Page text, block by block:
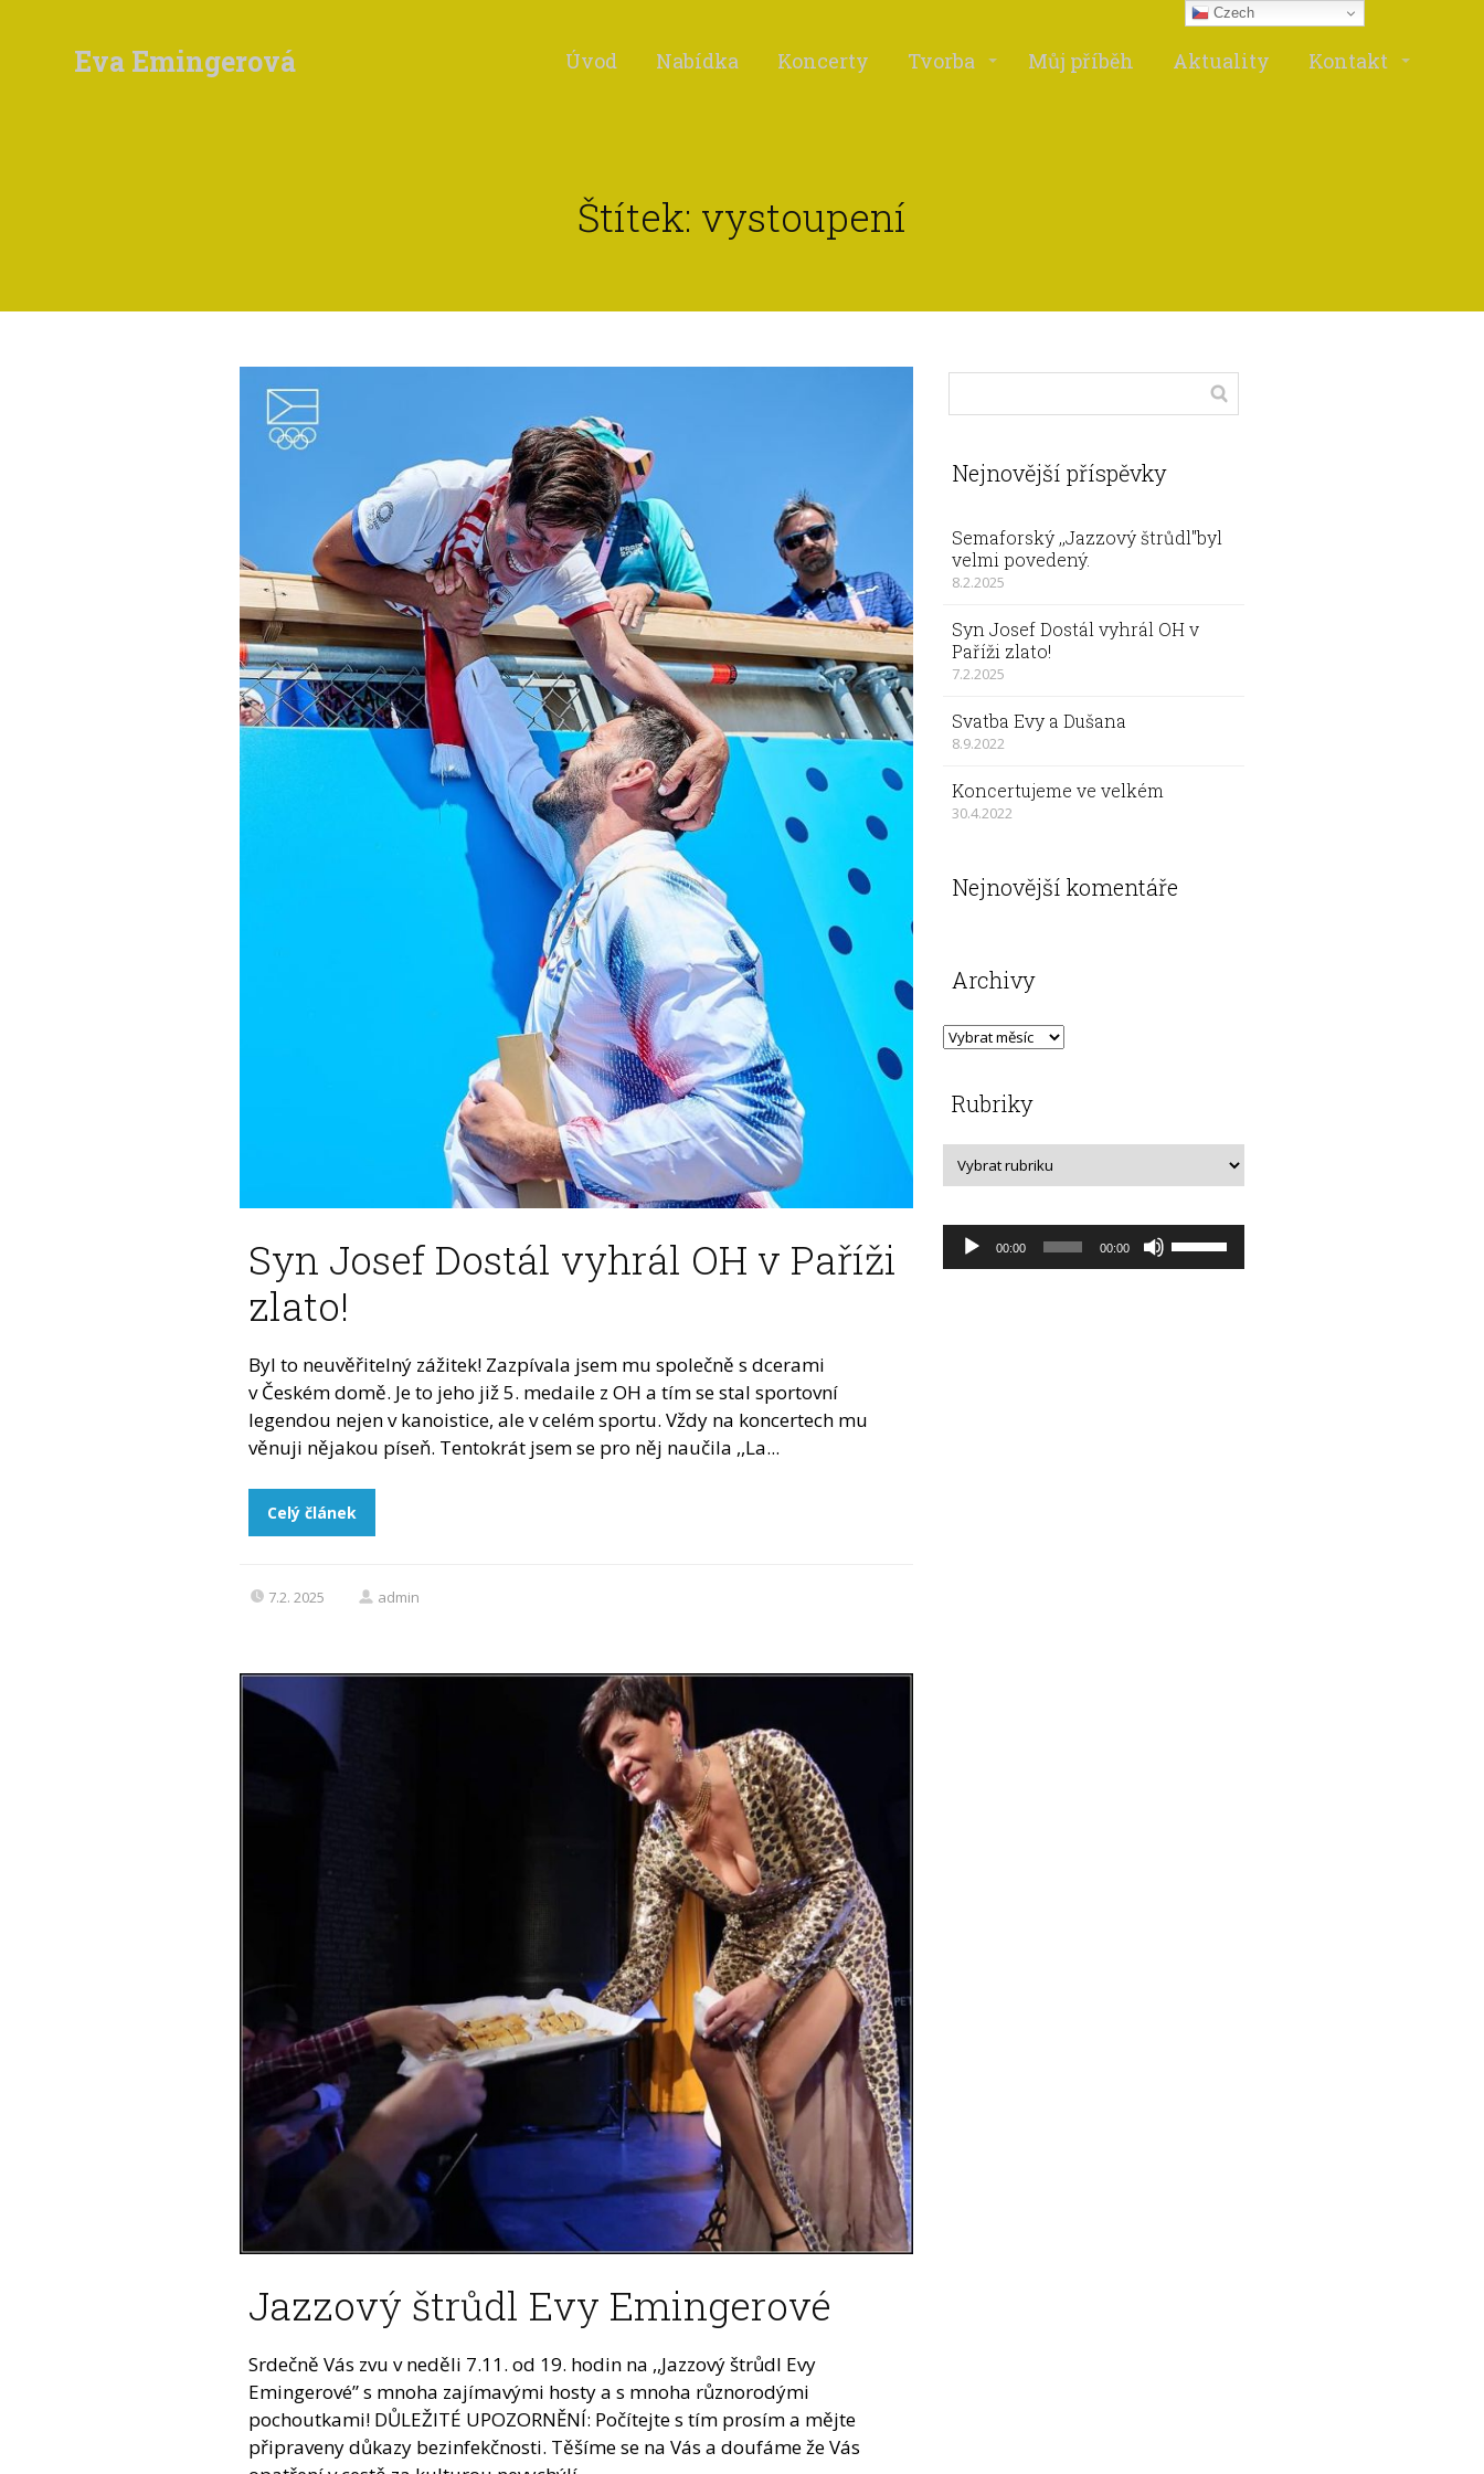
Eva Emingerová Úvod Nabídka Koncerty Tvorba Můj příběh Aktuality Kontakt
Štítek: vystoupení
Syn Josef Dostál vyhrál OH v Paříži
zlato!
Byl to neuvěřitelný zážitek! Zazpívala jsem mu společně s dcerami
v Českém domě. Je to jeho již 5. medaile z OH a tím se stal sportovní
legendou nejen v kanoistice, ale v celém sportu. Vždy na koncertech mu
věnuji nějakou píseň. Tentokrát jsem se pro něj naučila ,,La...
Celý článek
7.2. 2025 admin
Jazzový štrůdl Evy Emingerové
Srdečně Vás zvu v neděli 7.11. od 19. hodin na ,,Jazzový štrůdl Evy
Emingerové” s mnoha zajímavými hosty a s mnoha různorodými
pochoutkami! DŮLEŽITÉ UPOZORNĚNÍ: Počítejte s tím prosím a mějte
připraveny důkazy bezinfekčnosti. Těšíme se na Vás a doufáme že Vás
Nejnovější příspěvky
Semaforský ,,Jazzový štrůdl"byl
velmi povedený.
8.2.2025
Syn Josef Dostál vyhrál OH v
Paříži zlato!
7.2.2025
Svatba Evy a Dušana
8.9.2022
Koncertujeme ve velkém
30.4.2022
Nejnovější komentáře
Archivy
Rubriky
Audio
přehrávač
00:00 00:00
Použitím
šipek
Czech